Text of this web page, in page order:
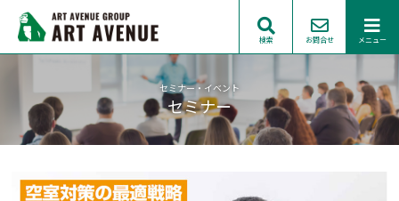
検索 お問合せ メニュー
セミナー・イベント
セミナー